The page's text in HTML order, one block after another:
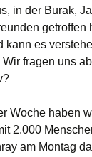
in der Burak,
getroffen
kann es
fragen uns
Woche haben
2.000
am Montag